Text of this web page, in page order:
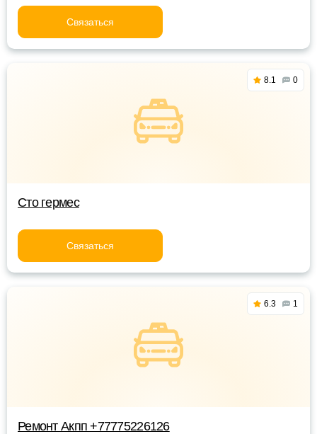
Связаться
8.1 0
Сто гермес
Связаться
6.3 1
Ремонт Акпп +77775226126